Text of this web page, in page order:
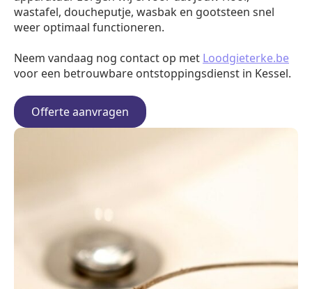
wastafel, doucheputje, wasbak en gootsteen snel
weer optimaal functioneren.
Neem vandaag nog contact op met Loodgieterke.be
voor een betrouwbare ontstoppingsdienst in Kessel.
Offerte aanvragen